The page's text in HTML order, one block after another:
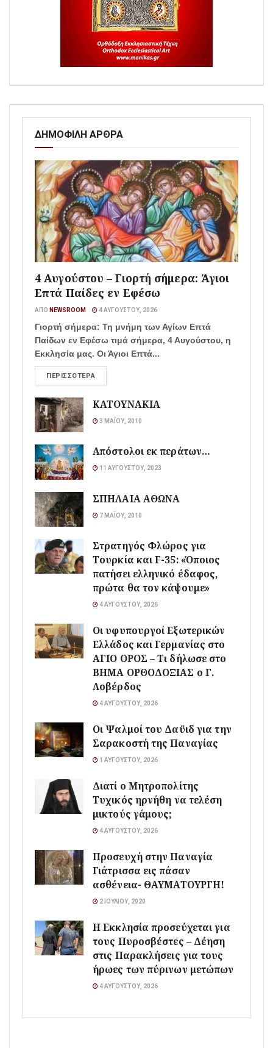
ΔΗΜΟΦΙΛΗ ΑΡΘΡΑ
4 Αυγούστου – Γιορτή σήμερα: Άγιοι
Επτά Παίδες εν Εφέσω
ΑΠΌ NEWSROOM 4 ΑΥΓΟΎΣΤΟΥ, 2026
Γιορτή σήμερα: Τη μνήμη των Αγίων Επτά
Παίδων εν Εφέσω τιμά σήμερα, 4 Αυγούστου, η
Εκκλησία μας. Οι Άγιοι Επτά...
ΠΕΡΙΣΣΌΤΕΡΑ
ΚΑΤΟΥΝΑΚΙΑ
3 ΜΑΪ́ΟΥ, 2010
Απόστολοι εκ περάτων…
11 ΑΥΓΟΎΣΤΟΥ, 2023
ΣΠΗΛΑΙΑ ΑΘΩΝΑ
7 ΜΑΪ́ΟΥ, 2010
Στρατηγός Φλώρος για
Τουρκία και F-35: «Όποιος
πατήσει ελληνικό έδαφος,
πρώτα θα τον κάψουμε»
4 ΑΥΓΟΎΣΤΟΥ, 2026
Οι υφυπουργοί Εξωτερικών
Ελλάδος και Γερμανίας στο
ΑΓΙΟ ΟΡΟΣ – Τι δήλωσε στο
ΒΗΜΑ ΟΡΘΟΔΟΞΙΑΣ ο Γ.
Λοβέρδος
4 ΑΥΓΟΎΣΤΟΥ, 2026
Οι Ψαλμοί του Δαϋιδ για την
Σαρακοστή της Παναγίας
1 ΑΥΓΟΎΣΤΟΥ, 2026
Διατί ο Μητροπολίτης
Τυχικός ηρνήθη να τελέση
μικτούς γάμους;
4 ΑΥΓΟΎΣΤΟΥ, 2026
Προσευχή στην Παναγία
Γιάτρισσα εις πάσαν
ασθένεια- ΘΑΥΜΑΤΟΥΡΓΗ!
2 ΙΟΥΛΊΟΥ, 2020
Η Εκκλησία προσεύχεται για
τους Πυροσβέστες – Δέηση
στις Παρακλήσεις για τους
ήρωες των πύρινων μετώπων
4 ΑΥΓΟΎΣΤΟΥ, 2026